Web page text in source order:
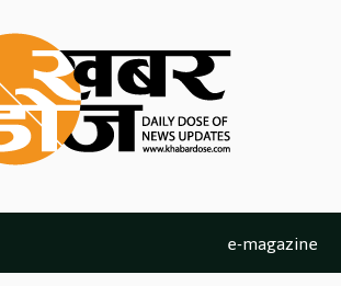
e-magazine